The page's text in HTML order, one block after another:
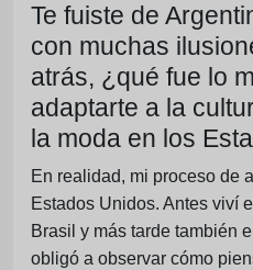
Te fuiste de
con muchas
atrás, ¿qué fue lo
adaptarte a la
la moda en los
En realidad, mi proceso de
Estados Unidos. Antes viví
Brasil y más tarde también
obligó a observar cómo